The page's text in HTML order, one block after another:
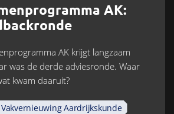
AK:
AK krijgt langzaam
was de derde adviesronde. Waar
kwam daaruit?
Vakvernieuwing Aardrijkskunde